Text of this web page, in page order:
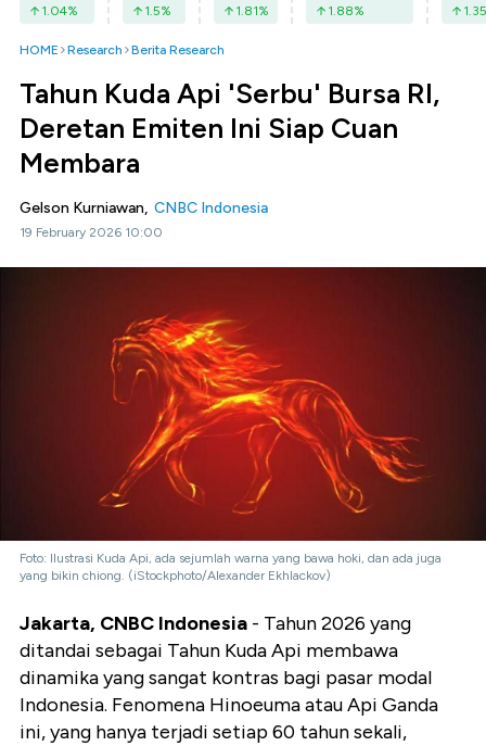
1.04% 1.5% 1.81% 1.88% 1.35
HOME Research Berita Research
Tahun Kuda Api 'Serbu' Bursa RI,
Deretan Emiten Ini Siap Cuan
Membara
Gelson Kurniawan, CNBC Indonesia
19 February 2026 10:00
Foto: Ilustrasi Kuda Api, ada sejumlah warna yang bawa hoki, dan ada juga
yang bikin chiong. (iStockphoto/Alexander Ekhlackov)
Jakarta, CNBC Indonesia - Tahun 2026 yang
ditandai sebagai Tahun Kuda Api membawa
dinamika yang sangat kontras bagi pasar modal
Indonesia. Fenomena Hinoeumaatau Api Ganda
ini,yang hanya terjadi setiap 60 tahun sekali,